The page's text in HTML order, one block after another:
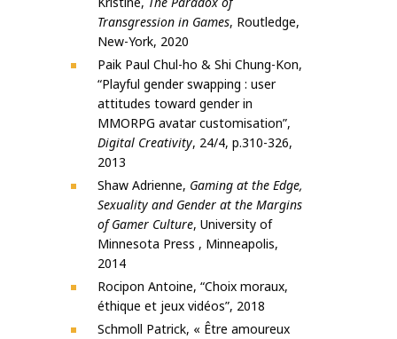
Transgression in Games, Routledge,
New-York, 2020
Paik Paul Chul-ho & Shi Chung-Kon,
“Playful gender swapping : user
attitudes toward gender in
MMORPG avatar customisation”,
Digital Creativity, 24/4, p.310-326,
2013
Shaw Adrienne, Gaming at the Edge,
Sexuality and Gender at the Margins
of Gamer Culture, University of
Minnesota Press , Minneapolis,
2014
Rocipon Antoine, “Choix moraux,
éthique et jeux vidéos”, 2018
Schmoll Patrick, « Être amoureux